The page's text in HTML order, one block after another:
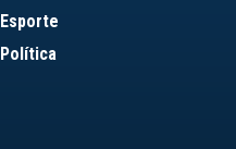
Esporte
Política